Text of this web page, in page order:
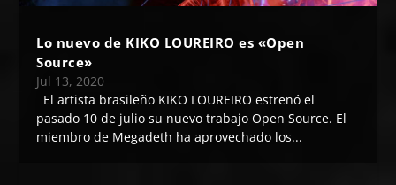
Lo nuevo de KIKO LOUREIRO es «Open
Source»
Jul 13, 2020
El artista brasileño KIKO LOUREIRO estrenó el
pasado 10 de julio su nuevo trabajo Open Source. El
miembro de Megadeth ha aprovechado los...